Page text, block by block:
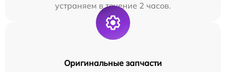
устраняем в течение 2 часов.
Оригинальные запчасти